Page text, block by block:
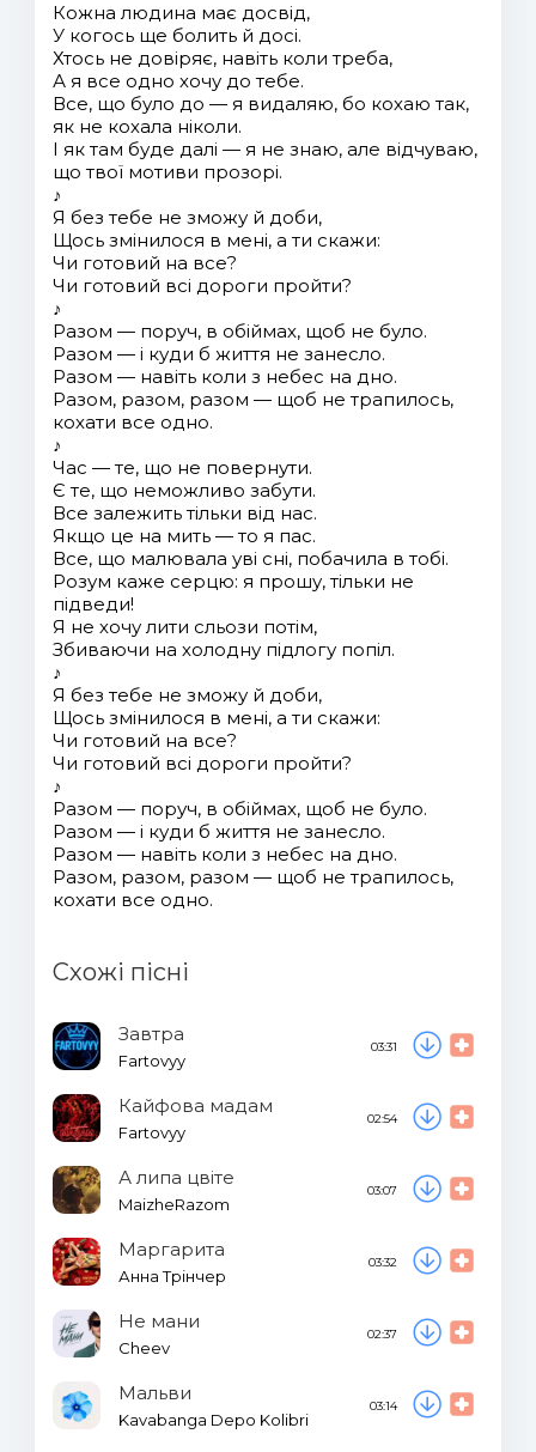
Кожна людина має досвід,
У когось ще болить й досі.
Хтось не довіряє, навіть коли треба,
А я все одно хочу до тебе.
Все, що було до — я видаляю, бо кохаю так,
як не кохала ніколи.
І як там буде далі — я не знаю, але відчуваю,
що твої мотиви прозорі.
♪
Я без тебе не зможу й доби,
Щось змінилося в мені, а ти скажи:
Чи готовий на все?
Чи готовий всі дороги пройти?
♪
Разом — поруч, в обіймах, щоб не було.
Разом — і куди б життя не занесло.
Разом — навіть коли з небес на дно.
Разом, разом, разом — щоб не трапилось,
кохати все одно.
♪
Час — те, що не повернути.
Є те, що неможливо забути.
Все залежить тільки від нас.
Якщо це на мить — то я пас.
Все, що малювала уві сні, побачила в тобі.
Розум каже серцю: я прошу, тільки не
підведи!
Я не хочу лити сльози потім,
Збиваючи на холодну підлогу попіл.
♪
Я без тебе не зможу й доби,
Щось змінилося в мені, а ти скажи:
Чи готовий на все?
Чи готовий всі дороги пройти?
♪
Разом — поруч, в обіймах, щоб не було.
Разом — і куди б життя не занесло.
Разом — навіть коли з небес на дно.
Разом, разом, разом — щоб не трапилось,
кохати все одно.
Схожі пісні
Завтра
Fartovyy
03:31
Кайфова мадам
Fartovyy
02:54
А липа цвіте
MaizheRazom
03:07
Маргарита
Анна Трінчер
03:32
Не мани
Cheev
02:37
Мальви
Kavabanga Depo Kolibri
03:14